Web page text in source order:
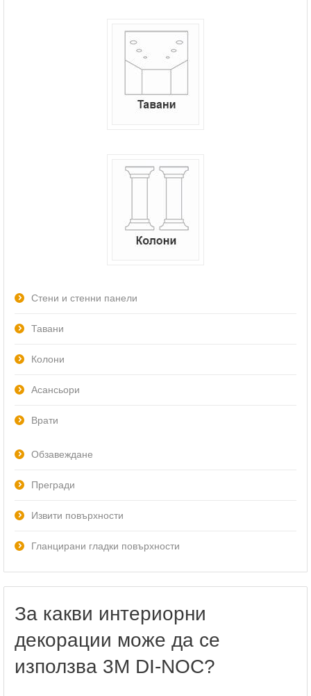
Стени и стенни панели
Тавани
Колони
Асансьори
Врати
Обзавеждане
Прегради
Извити повърхности
Гланцирани гладки повърхности
За какви интериорни
декорации може да се
използва 3M DI-NOC?